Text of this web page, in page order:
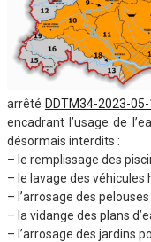
arrêté DDTM34-2023-
encadrant l’usage de
désormais interdits :
– le remplissage des
– le lavage des
– l’arrosage des
– la vidange des plans
– l’arrosage des jardins